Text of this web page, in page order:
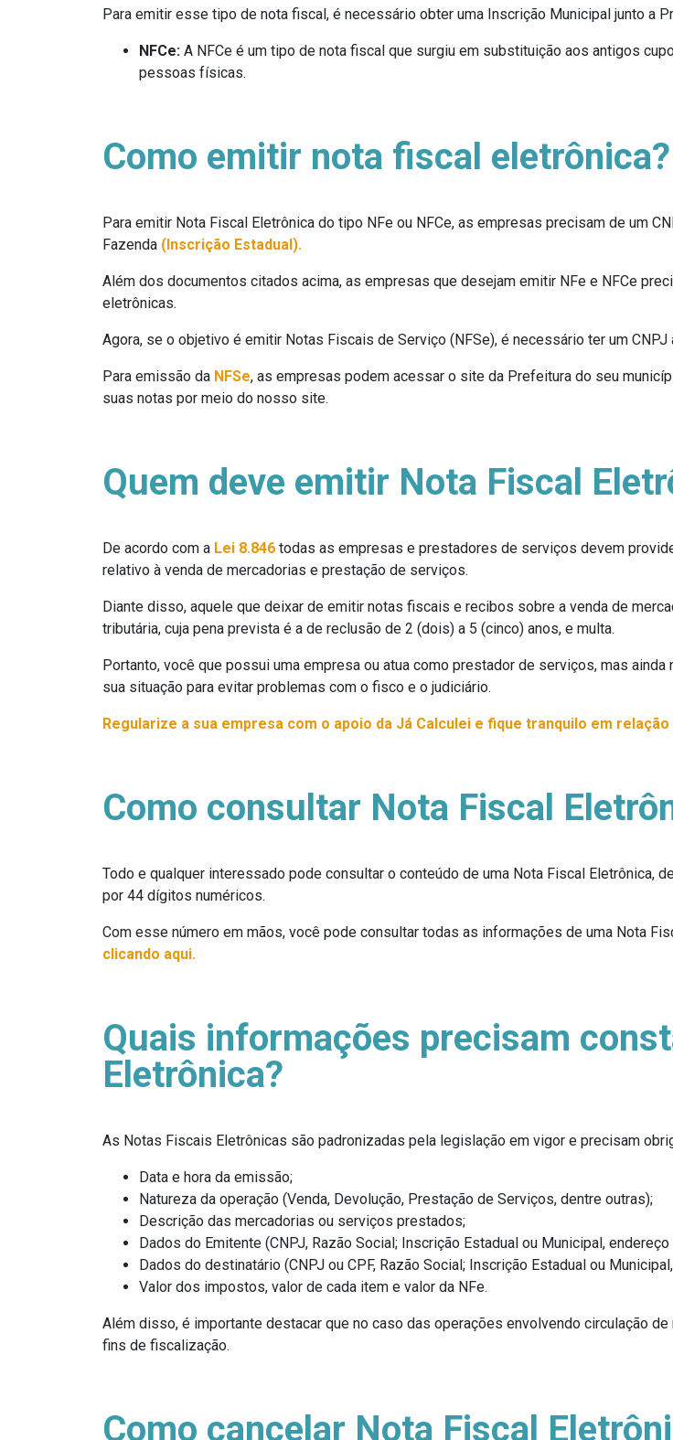
Para emitir esse tipo de nota fiscal, é necessário obter uma Inscrição Municipal junto a
NFCe: A NFCe é um tipo de nota fiscal que surgiu em substituição aos antigos
pessoas físicas.
Como emitir nota fiscal eletrônica?
Para emitir Nota Fiscal Eletrônica do tipo NFe ou NFCe, as empresas precisam de um
Fazenda (Inscrição Estadual).
Além dos documentos citados acima, as empresas que desejam emitir NFe e NFCe
eletrônicas.
Agora, se o objetivo é emitir Notas Fiscais de Serviço (NFSe), é necessário ter um
Para emissão da NFSe, as empresas podem acessar o site da Prefeitura do seu
suas notas por meio do nosso site.
Quem deve emitir Nota Fiscal
De acordo com a Lei 8.846 todas as empresas e prestadores de serviços devem
relativo à venda de mercadorias e prestação de serviços.
Diante disso, aquele que deixar de emitir notas fiscais e recibos sobre a venda de
tributária, cuja pena prevista é a de reclusão de 2 (dois) a 5 (cinco) anos, e multa.
Portanto, você que possui uma empresa ou atua como prestador de serviços, mas
sua situação para evitar problemas com o fisco e o judiciário.
Regularize a sua empresa com o apoio da Já Calculei e fique tranquilo em
Como consultar Nota Fiscal
Todo e qualquer interessado pode consultar o conteúdo de uma Nota Fiscal Eletrônica,
por 44 dígitos numéricos.
Com esse número em mãos, você pode consultar todas as informações de uma Nota
clicando aqui.
Quais informações precisam
Eletrônica?
As Notas Fiscais Eletrônicas são padronizadas pela legislação em vigor e precisam
Data e hora da emissão;
Natureza da operação (Venda, Devolução, Prestação de Serviços, dentre outras);
Descrição das mercadorias ou serviços prestados;
Dados do Emitente (CNPJ, Razão Social; Inscrição Estadual ou Municipal,
Dados do destinatário (CNPJ ou CPF, Razão Social; Inscrição Estadual ou
Valor dos impostos, valor de cada item e valor da NFe.
Além disso, é importante destacar que no caso das operações envolvendo circulação
fins de fiscalização.
Como cancelar Nota Fiscal